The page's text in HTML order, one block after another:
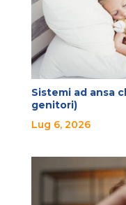
Sistemi ad ansa
genitori)
Lug 6, 2026